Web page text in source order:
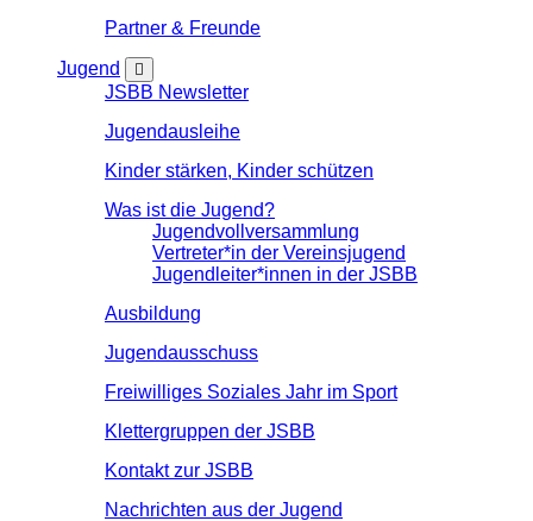
Partner & Freunde
Jugend
JSBB Newsletter
Jugendausleihe
Kinder stärken, Kinder schützen
Was ist die Jugend?
Jugendvollversammlung
Vertreter*in der Vereinsjugend
Jugendleiter*innen in der JSBB
Ausbildung
Jugendausschuss
Freiwilliges Soziales Jahr im Sport
Klettergruppen der JSBB
Kontakt zur JSBB
Nachrichten aus der Jugend